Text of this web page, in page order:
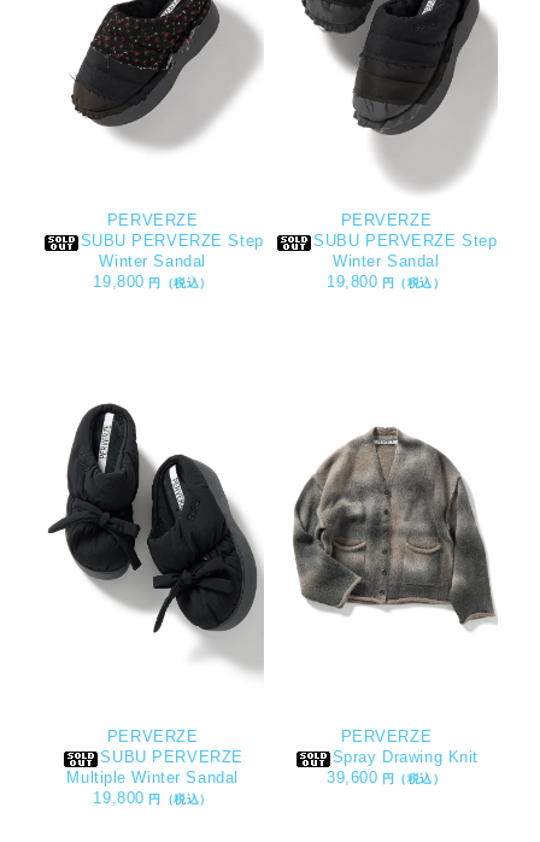
PERVERZE
SUBU PERVERZE Step
Winter Sandal
19,800 円（税込）
PERVERZE
SUBU PERVERZE Step
Winter Sandal
19,800 円（税込）
PERVERZE
SUBU PERVERZE
Multiple Winter Sandal
19,800 円（税込）
PERVERZE
Spray Drawing Knit
39,600 円（税込）